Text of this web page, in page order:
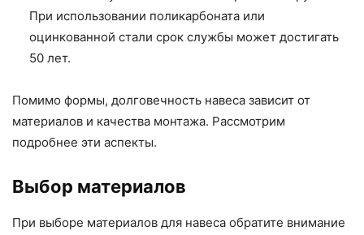
При использовании поликарбоната или
оцинкованной стали срок службы может достигать
50 лет.
Помимо формы, долговечность навеса зависит от
материалов и качества монтажа. Рассмотрим
подробнее эти аспекты.
Выбор материалов
При выборе материалов для навеса обратите внимание